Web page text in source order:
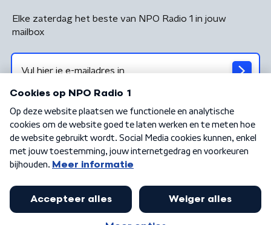
Elke zaterdag het beste van NPO Radio 1 in jouw
mailbox
Algemene voorwaarden